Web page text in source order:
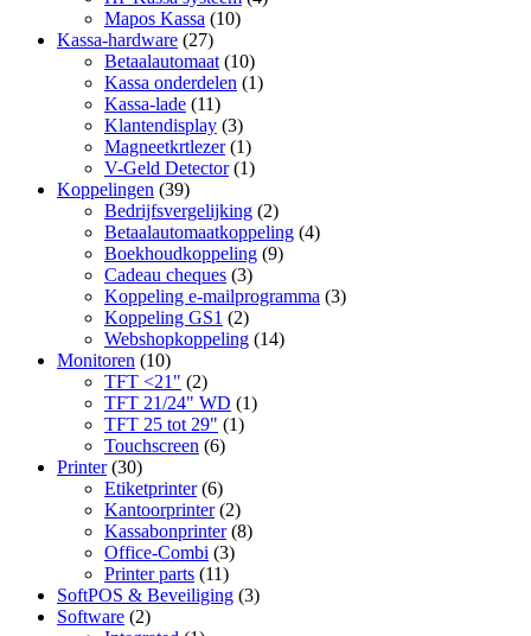
Mapos Kassa (10)
Kassa-hardware (27)
Betaalautomaat (10)
Kassa onderdelen (1)
Kassa-lade (11)
Klantendisplay (3)
Magneetkrtlezer (1)
V-Geld Detector (1)
Koppelingen (39)
Bedrijfsvergelijking (2)
Betaalautomaatkoppeling (4)
Boekhoudkoppeling (9)
Cadeau cheques (3)
Koppeling e-mailprogramma (3)
Koppeling GS1 (2)
Webshopkoppeling (14)
Monitoren (10)
TFT <21" (2)
TFT 21/24" WD (1)
TFT 25 tot 29" (1)
Touchscreen (6)
Printer (30)
Etiketprinter (6)
Kantoorprinter (2)
Kassabonprinter (8)
Office-Combi (3)
Printer parts (11)
SoftPOS & Beveiliging (3)
Software (2)